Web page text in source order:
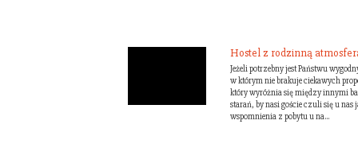
Hostel z rodzinną
Jeżeli potrzebny jest Państwu
w którym nie brakuje ciekawych
który wyróżnia się między innymi
starań, by nasi goście czuli się u
wspomnienia z pobytu u na...